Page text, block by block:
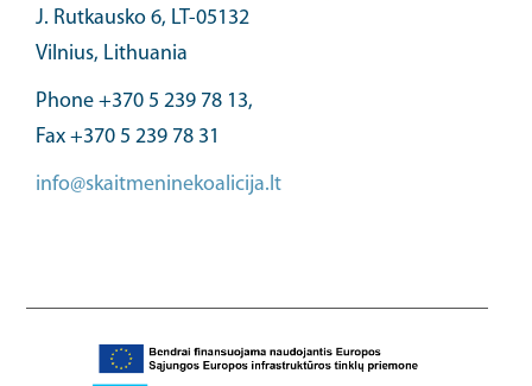
J. Rutkausko 6, LT-05132
Vilnius, Lithuania
Phone +370 5 239 78 13,
Fax +370 5 239 78 31
info@skaitmeninekoalicija.lt